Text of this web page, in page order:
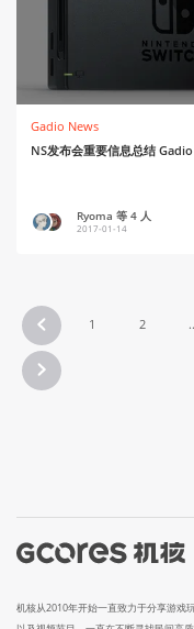
Gadio News
NS发布会重要信息总结
Ryoma 等 4 人
2017-01-14
1 2
机核从2010年开始一直致力于分享游戏